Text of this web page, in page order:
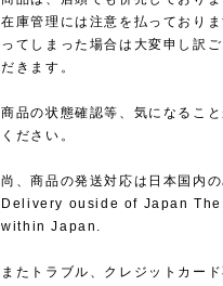
在庫管理には注意を払っており
ってしまった場合は大変申し訳
だきます。
商品の状態確認等、気になるこ
ください。
尚、商品の発送対応は日本国内
Delivery ouside of Japan
within Japan.
またトラブル、クレジットカー